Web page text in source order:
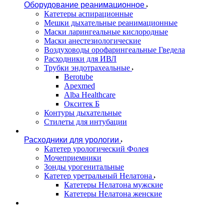
Оборудование реанимационное
Катетеры аспирационные
Мешки дыхательные реанимационные
Маски ларингеальные кислородные
Маски анестезиологические
Воздуховоды орофарингеальные Гведела
Расходники для ИВЛ
Трубки эндотрахеальные
Berotube
Apexmed
Alba Healthcare
Окситек Б
Контуры дыхательные
Стилеты для интубации
Расходники для урологии
Катетер урологический Фолея
Мочеприемники
Зонды урогенитальные
Катетер уретральный Нелатона
Катетеры Нелатона мужские
Катетеры Нелатона женские